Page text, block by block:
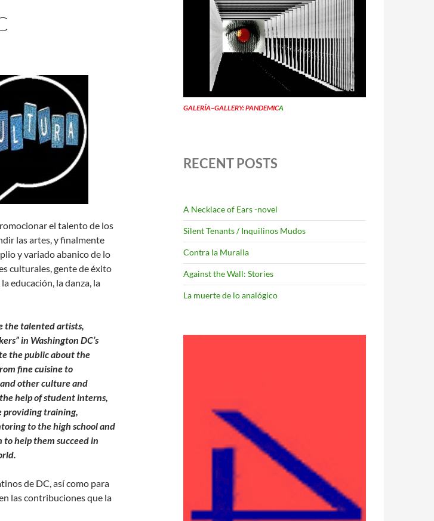
el talento de los
las artes, y finalmente
y variado abanico de lo
culturales, gente de éxito
educación, la danza, la
the talented artists,
in Washington DC’s
the public about the
fine cuisine to
other culture and
help of student interns,
providing training,
to the high school and
help them succeed in
de DC, así como para
las contribuciones que la
GALERÍA–GALLERY: PANDEMICA
RECENT POSTS
A Necklace of Ears -novel
Silent Tenants / Inquilinos Mudos
Contra la Muralla
Against the Wall: Stories
La muerte de lo analógico